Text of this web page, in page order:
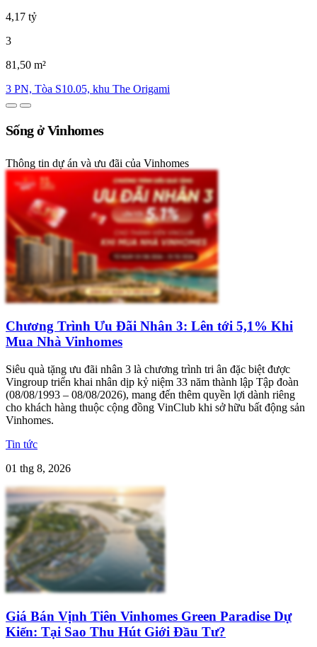
4,17 tỷ
3
81,50 m²
3 PN, Tòa S10.05, khu The Origami
Sống ở Vinhomes
Thông tin dự án và ưu đãi của Vinhomes
Chương Trình Ưu Đãi Nhân 3: Lên tới 5,1% Khi
Mua Nhà Vinhomes
Siêu quà tặng ưu đãi nhân 3 là chương trình tri ân đặc biệt được
Vingroup triển khai nhân dịp kỷ niệm 33 năm thành lập Tập đoàn
(08/08/1993 – 08/08/2026), mang đến thêm quyền lợi dành riêng
cho khách hàng thuộc cộng đồng VinClub khi sở hữu bất động sản
Vinhomes.
Tin tức
01 thg 8, 2026
Giá Bán Vịnh Tiên Vinhomes Green Paradise Dự
Kiến: Tại Sao Thu Hút Giới Đầu Tư?